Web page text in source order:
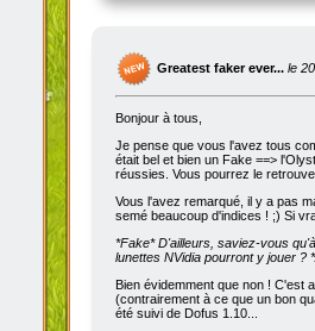
Greatest faker ever... le
Bonjour à tous,
Je pense que vous l'avez tous
était bel et bien un Fake ==>
réussies. Vous pourrez le
Vous l'avez remarqué, il y a pas
semé beaucoup d'indices ! ;) Si
*Fake*D'ailleurs, saviez-vous
lunettes NVidia pourront y jouer ?
Bien évidemment que non ! C'est
(contrairement à ce que un bon
été suivi de Dofus 1.10...